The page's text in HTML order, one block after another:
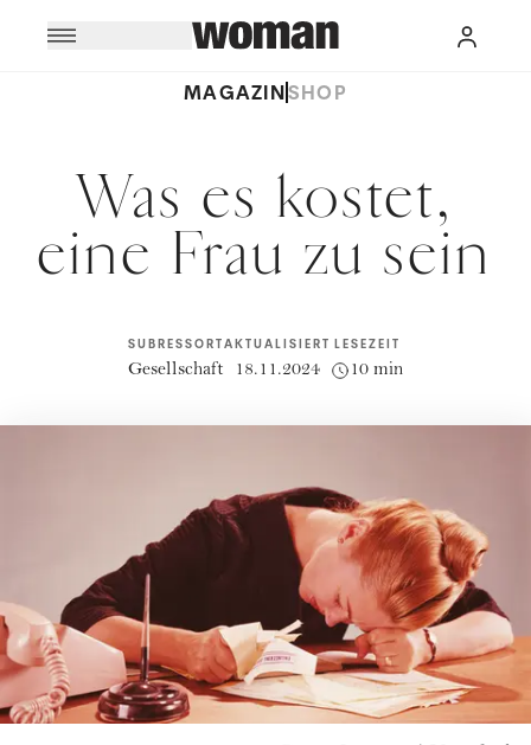
MAGAZINSHOP
Was es kostet,
eine Frau zu sein
SUBRESSORT
Gesellschaft
AKTUALISIERT
18.11.2024
LESEZEIT
10 min